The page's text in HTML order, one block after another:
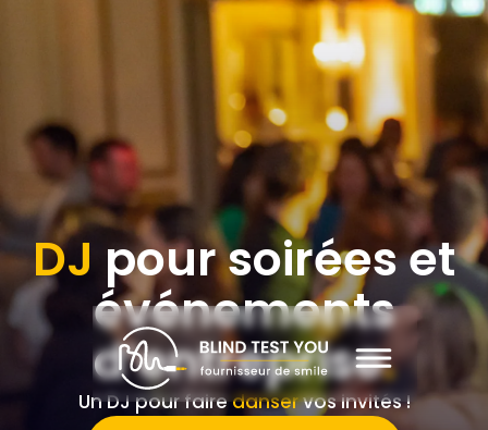
DJ pour soirées et
événements
d’entreprise.
Un DJ pour fairedanservos invités !